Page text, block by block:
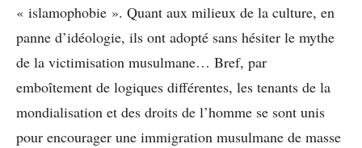
« islamophobie ». Quant aux milieux de la culture, en
panne d’idéologie, ils ont adopté sans hésiter le mythe
de la victimisation musulmane… Bref, par
emboîtement de logiques différentes, les tenants de la
mondialisation et des droits de l’homme se sont unis
pour encourager une immigration musulmane de masse